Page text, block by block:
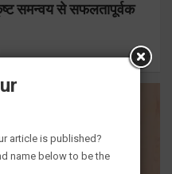
समन्वय से सफलतापूर्वक
article is published?
name below to be the